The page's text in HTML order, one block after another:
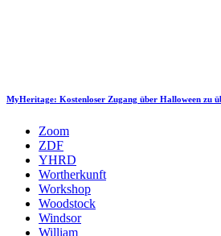
MyHeritage: Kostenloser Zugang über Halloween zu
Zoom
ZDF
YHRD
Wortherkunft
Workshop
Woodstock
Windsor
William